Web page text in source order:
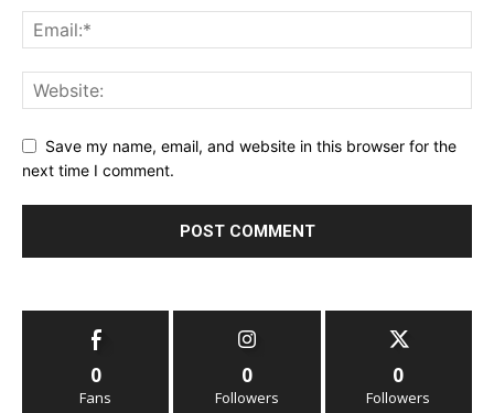
Save my name, email, and website in this browser for the
next time I comment.
0
Fans
0
Followers
0
Followers